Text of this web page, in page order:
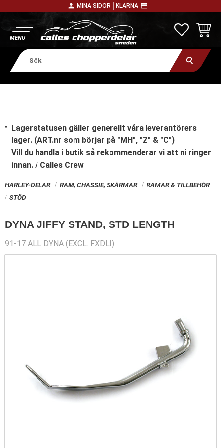
person MINA SIDOR │ KLARNA payment
Lagerstatusen gäller generellt våra leverantörers
lager. (ART.nr som börjar på "MH", "Z" & "C")
Vill du handla i butik så rekommenderar vi att ni ringer
innan. / Calles Crew
HARLEY-DELAR RAM, CHASSIE, SKÄRMAR
RAMAR & TILLBEHÖR
STÖD
DYNA JIFFY STAND, STD LENGTH
91-17 ALL DYNA (EXCL. FXDLI)